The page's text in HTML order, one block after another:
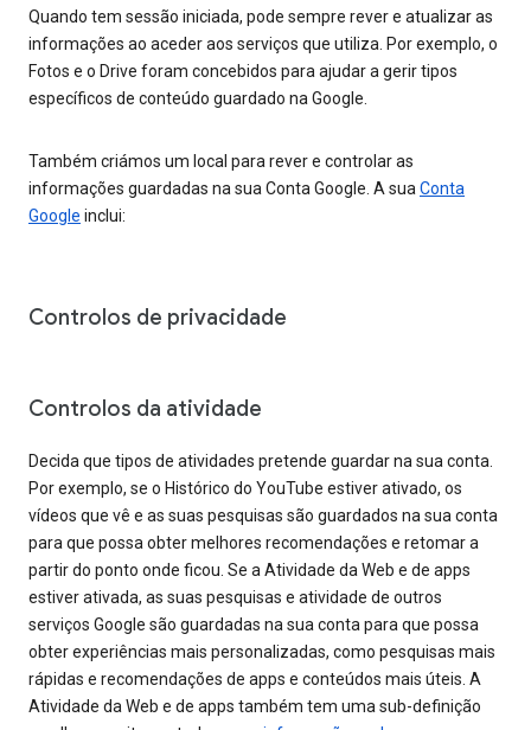
Quando tem sessão iniciada, pode sempre rever e atualizar as
informações ao aceder aos serviços que utiliza. Por exemplo, o
Fotos e o Drive foram concebidos para ajudar a gerir tipos
específicos de conteúdo guardado na Google.
Também criámos um local para rever e controlar as
informações guardadas na sua Conta Google. A sua Conta
Google inclui:
Controlos de privacidade
Controlos da atividade
Decida que tipos de atividades pretende guardar na sua conta.
Por exemplo, se o Histórico do YouTube estiver ativado, os
vídeos que vê e as suas pesquisas são guardados na sua conta
para que possa obter melhores recomendações e retomar a
partir do ponto onde ficou. Se a Atividade da Web e de apps
estiver ativada, as suas pesquisas e atividade de outros
serviços Google são guardadas na sua conta para que possa
obter experiências mais personalizadas, como pesquisas mais
rápidas e recomendações de apps e conteúdos mais úteis. A
Atividade da Web e de apps também tem uma sub-definição